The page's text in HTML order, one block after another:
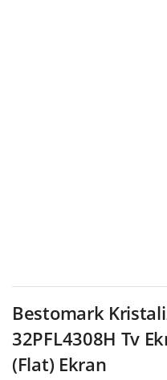
Bestomark
32PFL4308H Tv
(Flat) Ekran